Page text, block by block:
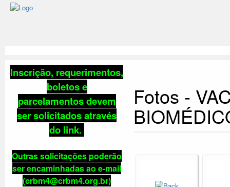
Inscrição, requerimentos,
boletos e
parcelamentosdevem
ser solicitados através
do link.
Outras solicitações poderão
ser encaminhadas ao e-mail
(crbm4@crbm4.org.br)
Fotos -